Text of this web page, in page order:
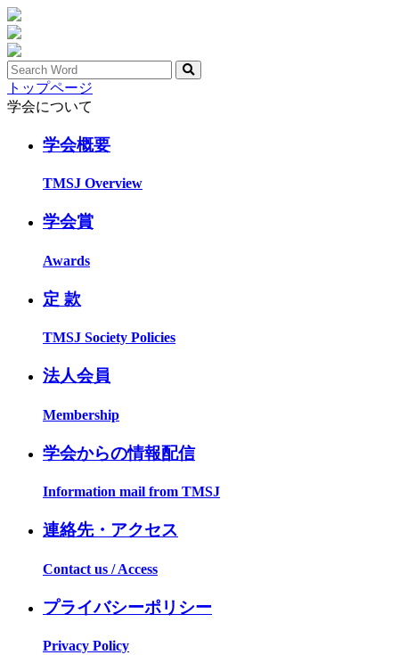
トップページ
学会について
学会概要
TMSJ Overview
学会賞
Awards
定 款
TMSJ Society Policies
法人会員
Membership
学会からの情報配信
Information mail from TMSJ
連絡先・アクセス
Contact us / Access
プライバシーポリシー
Privacy Policy